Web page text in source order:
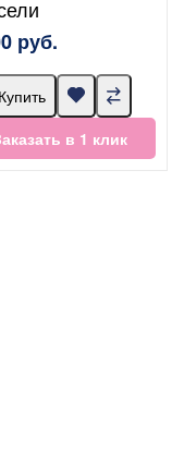
руб.
Купить
в 1 клик